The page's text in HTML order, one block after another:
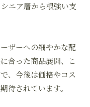
ニア層から根強い支
ザーへの細やかな配
合った商品展開、こ
、今後は価格やコス
待されています。